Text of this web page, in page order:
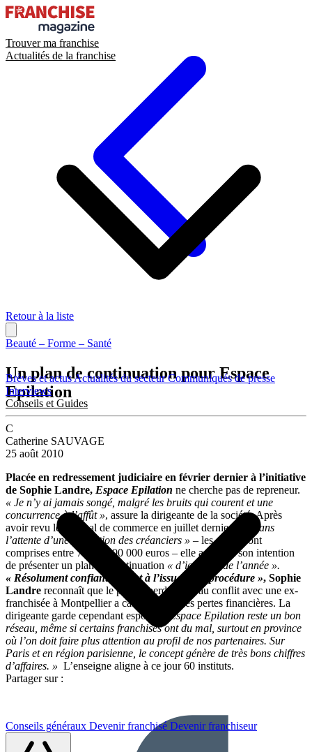
Trouver ma franchise
Actualités de la franchise
Brèves et actusActualités du secteurCommuniqués de presse
Interviews
Conseils et Guides
Conseils généraux Devenir franchisé Devenir franchiseur
Retour à la liste
Beauté – Forme – Santé
Un plan de continuation pour Espace
Epilation
C
Catherine SAUVAGE
25 août 2010
Placée en redressement judiciaire en février dernier à l’initiative
de Sophie Landre, Espace Epilation ne cherche pas de repreneur.
« Je n’y ai jamais songé, malgré les bruits qui courent et une
concurrence à l’affût », assure la dirigeante de la société. Après
avoir revu le tribunal de commerce en juillet dernier et
« dans
l’attente d’une validation des créanciers » – les dettes sont
comprises entre 700 et 800 000 euros – elle annonce son intention
de présenter un plan de continuation « d’ici la fin de l’année ».
« Résolument confiante quant à l’issue de la procédure », Sophie
Landre reconnaît que le procès perdu suite au conflit avec une ex-
franchisée à Montpellier a causé de lourdes pertes financières. La
dirigeante garde cependant espoir :
« Espace Epilation reste un bon
réseau, même si certains franchisés ont du mal, surtout en province
où l’on doit faire plus attention au profil de nos partenaires. Sur
Paris et en région parisienne, le concept génère de très bons chiffres
d’affaires. » L’enseigne aligne à ce jour 60 instituts.
Partager sur :